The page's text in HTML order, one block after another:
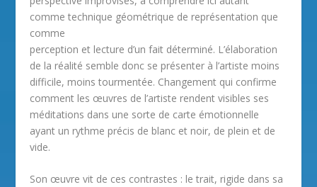
comme technique géométrique de représentation que
comme
perception et lecture d’un fait déterminé. L’élaboration
de la réalité semble donc se présenter à l’artiste moins
difficile, moins tourmentée. Changement qui confirme
comment les œuvres de l’artiste rendent visibles ses
méditations dans une sorte de carte émotionnelle
ayant un rythme précis de blanc et noir, de plein et de
vide.
Son œuvre vit de ces contrastes : le trait, rigide dans sa